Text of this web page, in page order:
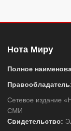
Нота Миру
Полное
Сетевое издание
СМИ
Свидетельство: